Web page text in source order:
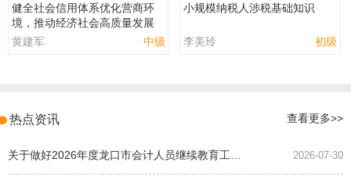
健全社会信用体系优化营商环
境，推动经济社会高质量发展
黄建军
中级
小规模纳税人涉税基础知识
李美玲 初级
热点资讯 查看更多>>
2026-07-30